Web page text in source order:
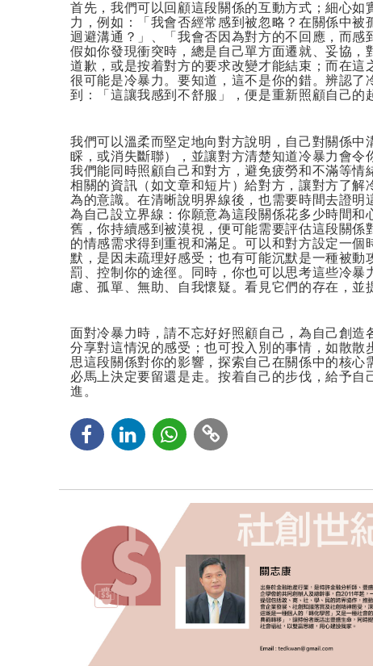
首先，我們可以回顧這段關係的互動方式；細心
力，例如：「我會否經常感到被忽略？在關係中
迴避溝通？」、「我會否因為對方的不回應，而感
假如你發現衝突時，總是自己單方面遷就、妥協
道歉，或是按着對方的要求改變才能結束；而在
很可能是冷暴力。要知道，這不是你的錯。辨認
到：「這讓我感到不舒服」，便是重新照顧自己的
我們可以溫柔而堅定地向對方說明，自己對關係
睬，或消失斷聯），並讓對方清楚知道冷暴力會
我們能同時照顧自己和對方，避免疲勞和不滿等
相關的資訊（如文章和短片）給對方，讓對方了
為的意識。在清晰說明界線後，也需要時間去證
為自己設立界線：你願意為這段關係花多少時間
舊，你持續感到被漠視，便可能需要評估這段關
的情感需求得到重視和滿足。可以和對方設定一
默，是因未疏理好感受；也有可能沉默是一種被
罰、控制你的途徑。同時，你也可以思考這些冷
慮、孤單、無助、自我懷疑。看見它們的存在，
面對冷暴力時，請不忘好好照顧自己，為自己創
分享對這情況的感受；也可投入別的事情，如散
思這段關係對你的影響，探索自己在關係中的核
必馬上決定要留還是走。按着自己的步伐，給予
進。